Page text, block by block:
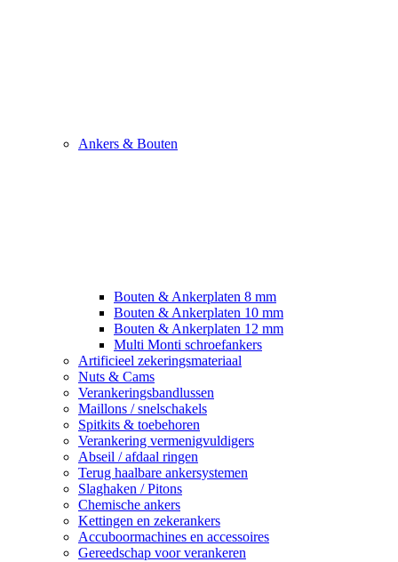
Ankers & Bouten
Bouten & Ankerplaten 8 mm
Bouten & Ankerplaten 10 mm
Bouten & Ankerplaten 12 mm
Multi Monti schroefankers
Artificieel zekeringsmateriaal
Nuts & Cams
Verankeringsbandlussen
Maillons / snelschakels
Spitkits & toebehoren
Verankering vermenigvuldigers
Abseil / afdaal ringen
Terug haalbare ankersystemen
Slaghaken / Pitons
Chemische ankers
Kettingen en zekerankers
Accuboormachines en accessoires
Gereedschap voor verankeren